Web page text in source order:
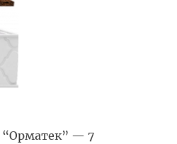
“Орматек” — 7